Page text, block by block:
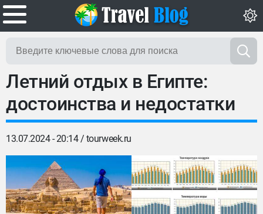
Летний отдых в Египте:
достоинства и недостатки
13.07.2024 - 20:14 / tourweek.ru